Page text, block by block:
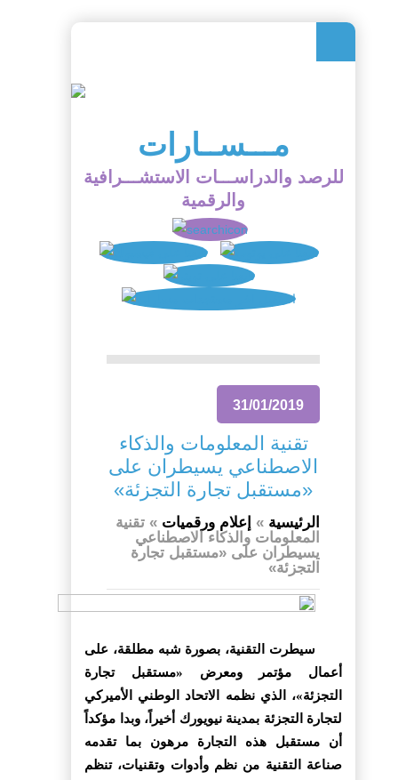
مـــســارات
للرصد والدراســـات الاستشـــرافية
والرقمية
31/01/2019
تقنية المعلومات والذكاء
الاصطناعي يسيطران على
«مستقبل تجارة التجزئة»
الرئيسية » إعلام ورقميات » تقنية
المعلومات والذكاء الاصطناعي
يسيطران على «مستقبل تجارة
التجزئة»
سيطرت التقنية، بصورة شبه مطلقة، على
أعمال مؤتمر ومعرض «مستقبل تجارة
التجزئة»، الذي نظمه الاتحاد الوطني الأميركي
لتجارة التجزئة بمدينة نيويورك أخيراً، وبدا مؤكداً
أن مستقبل هذه التجارة مرهون بما تقدمه
صناعة التقنية من نظم وأدوات وتقنيات، تنظم